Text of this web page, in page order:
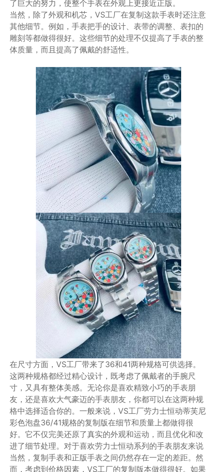
了巨大的努力，使整个手表在外观上更接近正版。
当然，除了外观和机芯，VS工厂在复制这款手表时还注意
其他细节。例如，手表把手的设计、表带的调整、表扣的
雕刻等都做得很好。这些细节的处理不仅提高了手表的整
体质量，而且提高了佩戴的舒适性。
在尺寸方面，VS工厂带来了36和41两种规格可供选择。
这两种规格都经过精心设计，既考虑了佩戴者的手腕尺
寸，又具有整体美感。无论你是喜欢精致小巧的手表朋
友，还是喜欢大气豪迈的手表朋友，你都可以在这两种规
格中选择适合你的。一般来说，VS工厂劳力士恒动蒂芙尼
彩色泡盘36/41规格的复制版在细节和质量上都做得很
好。它不仅完美还原了真实的外观和运动，而且优化和改
进了细节处理。对于喜欢劳力士恒动系列的手表朋友来说
当然，复制手表和正版手表之间仍然存在一定的差距。然
而，考虑到价格因素，VS工厂的复制版本做得很好。如果